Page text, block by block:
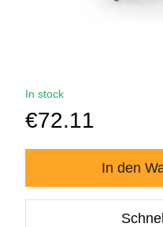
In stock
€72.11
In den